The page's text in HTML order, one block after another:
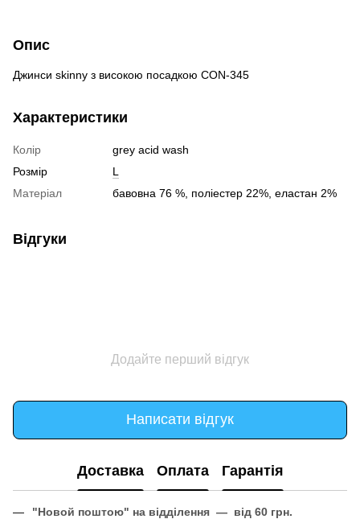
Опис
Джинси skinny з високою посадкою CON-345
Характеристики
Колір
grey acid wash
Розмір
L
Матеріал
бавовна 76 %, поліестер 22%, еластан 2%
Відгуки
Додайте перший відгук
Написати відгук
Доставка Оплата Гарантія
"Новой поштою" на відділення — від 60 грн.